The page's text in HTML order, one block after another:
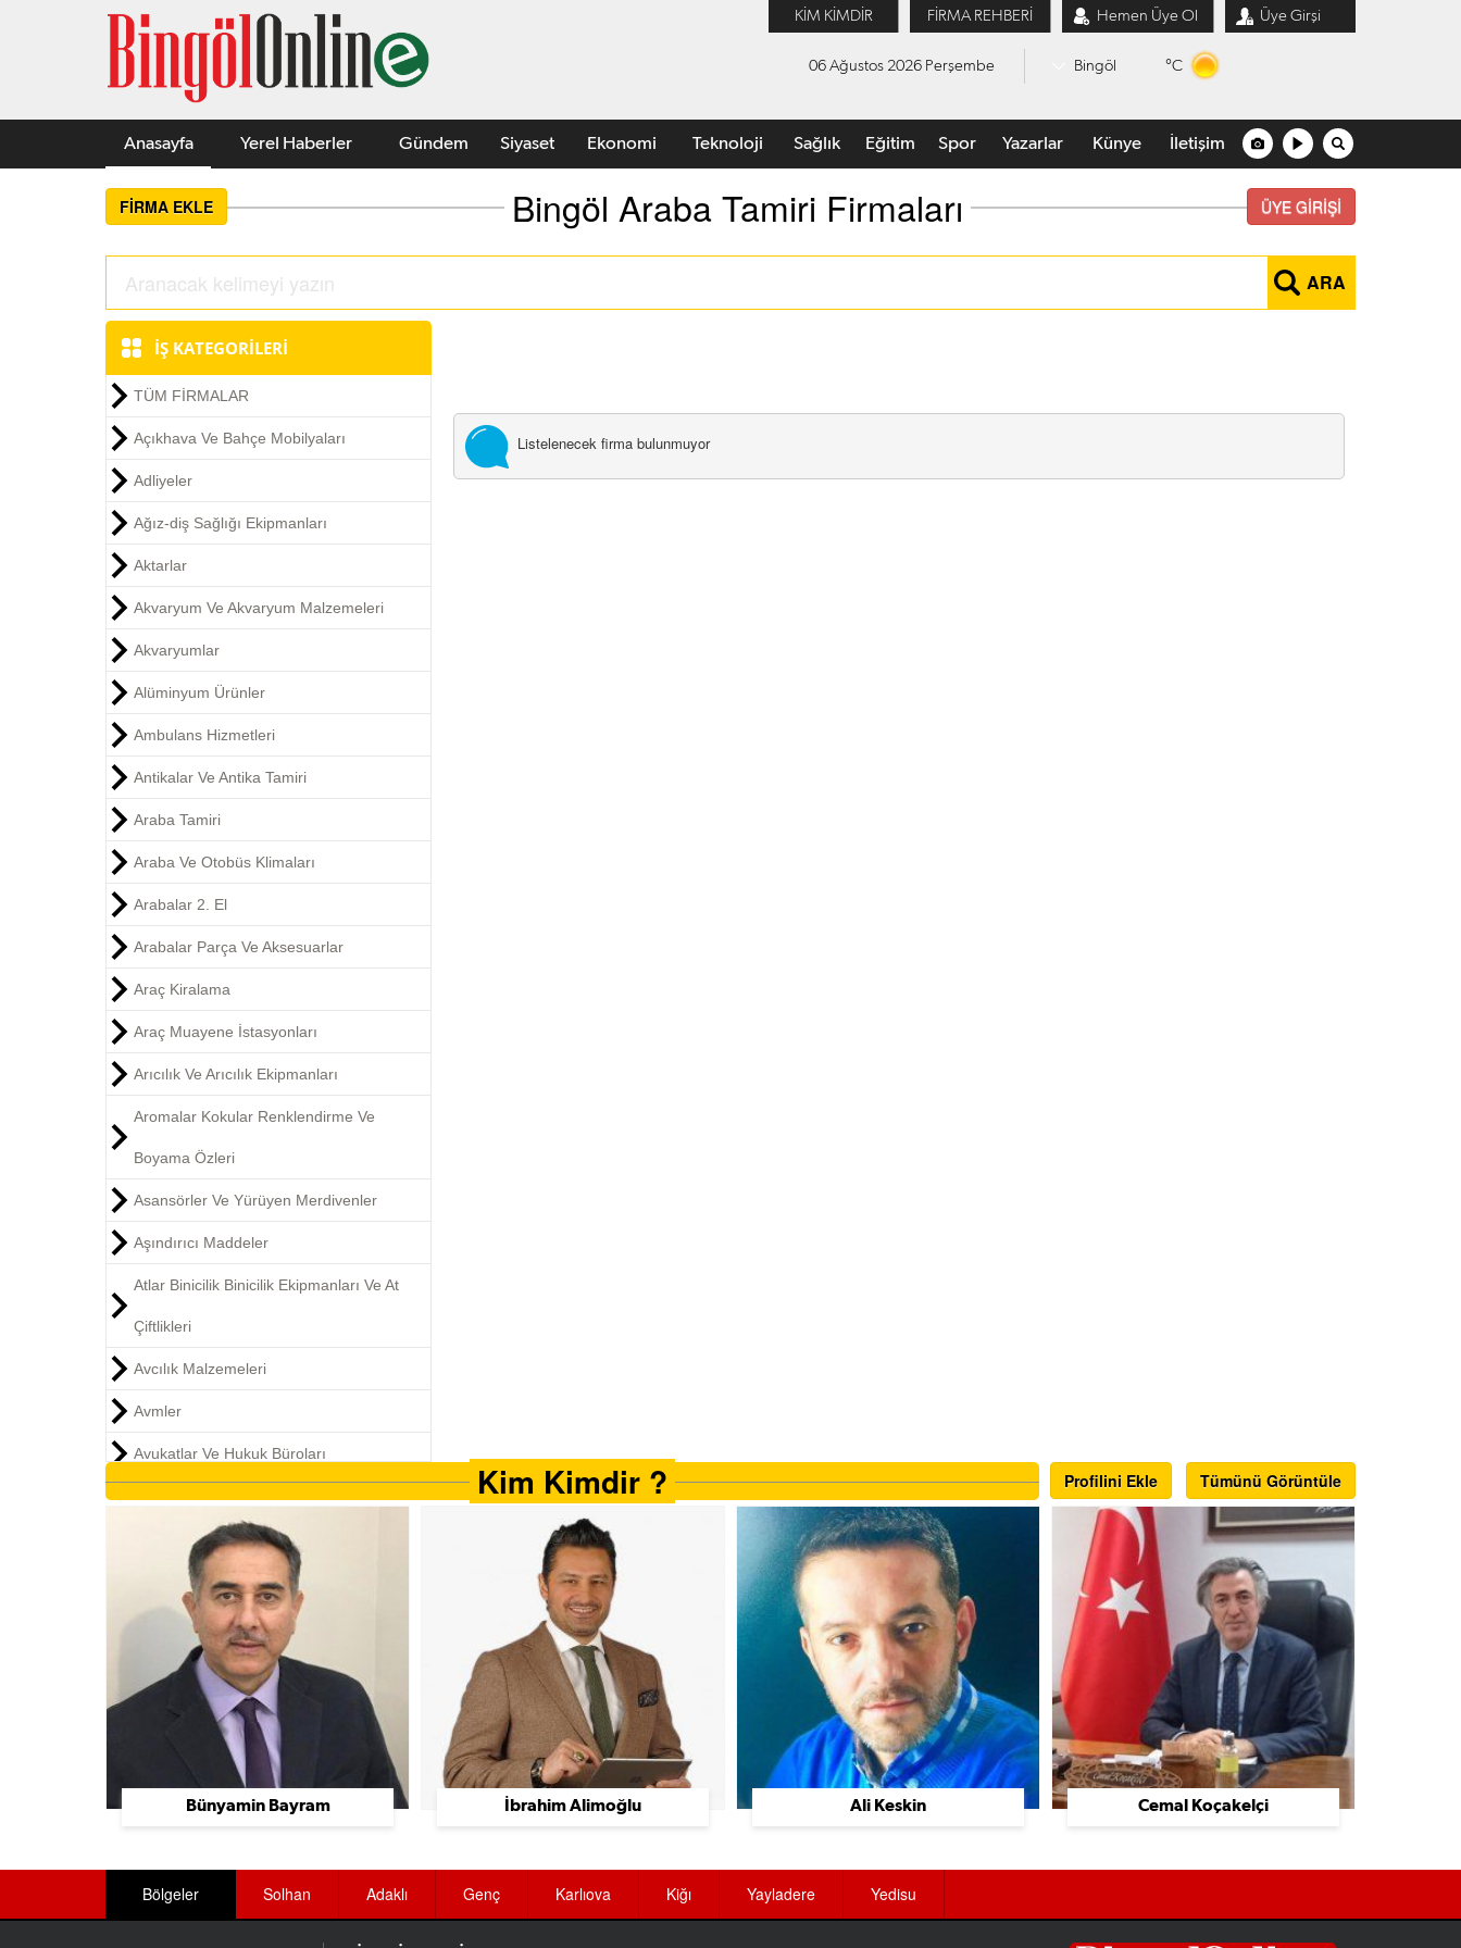
KİM KİMDİR FİRMA REHBERİ Hemen Üye Ol Üye Girşi
06 Ağustos 2026 Perşembe Bingöl °C
Anasayfa Yerel Haberler Gündem Siyaset Ekonomi Teknoloji Sağlık Eğitim Spor Yazarlar Künye İletişim
FİRMA EKLE Bingöl Araba Tamiri Firmaları ÜYE GİRİŞİ
ARA
İŞ KATEGORİLERİ
TÜM FİRMALAR
Açıkhava Ve Bahçe Mobilyaları
Adliyeler
Ağız-diş Sağlığı Ekipmanları
Aktarlar
Akvaryum Ve Akvaryum Malzemeleri
Akvaryumlar
Alüminyum Ürünler
Ambulans Hizmetleri
Antikalar Ve Antika Tamiri
Araba Tamiri
Araba Ve Otobüs Klimaları
Arabalar 2. El
Arabalar Parça Ve Aksesuarlar
Araç Kiralama
Araç Muayene İstasyonları
Arıcılık Ve Arıcılık Ekipmanları
Aromalar Kokular Renklendirme Ve
Boyama Özleri
Asansörler Ve Yürüyen Merdivenler
Aşındırıcı Maddeler
Atlar Binicilik Binicilik Ekipmanları Ve At
Çiftlikleri
Avcılık Malzemeleri
Avmler
Avukatlar Ve Hukuk Büroları
Ayakkabı Ve Çanta
Aydınlatma Sistemleri
Baharat Üreticileri
Bahçe Düzenleme Ve Sulama Sistemleri
Bakımevi Ve Huzurevleri
Balık Lokantaları
Bankalar
Listelenecek firma bulunmuyor
Kim Kimdir ? Profilini Ekle Tümünü Görüntüle
Bünyamin Bayram İbrahim Alimoğlu Ali Keskin Cemal Koçakelçi
Bölgeler Solhan Adaklı Genç Karlıova Kiğı Yayladere Yedisu